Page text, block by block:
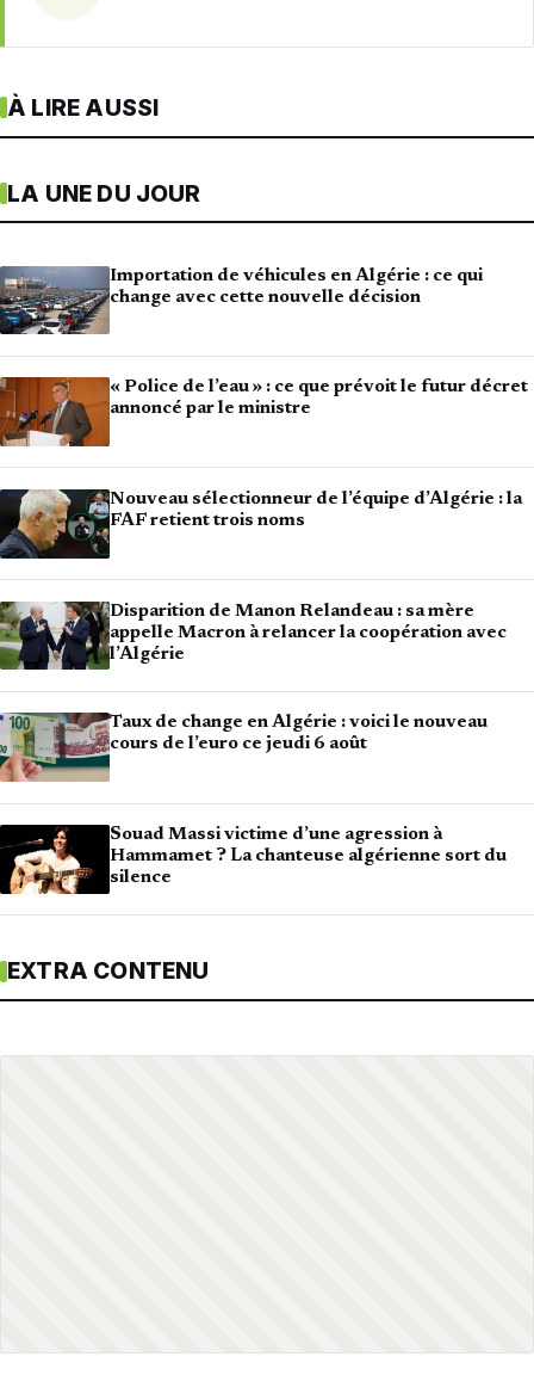
À LIRE AUSSI
LA UNE DU JOUR
Importation de véhicules en Algérie : ce qui
change avec cette nouvelle décision
« Police de l’eau » : ce que prévoit le futur décret
annoncé par le ministre
Nouveau sélectionneur de l’équipe d’Algérie : la
FAF retient trois noms
Disparition de Manon Relandeau : sa mère
appelle Macron à relancer la coopération avec
l’Algérie
Taux de change en Algérie : voici le nouveau
cours de l’euro ce jeudi 6 août
Souad Massi victime d’une agression à
Hammamet ? La chanteuse algérienne sort du
silence
EXTRA CONTENU